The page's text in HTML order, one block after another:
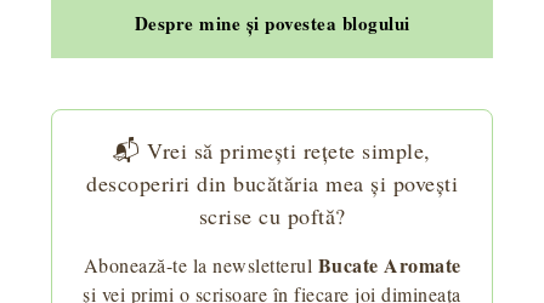
Despre mine și povestea blogului
📬 Vrei să primești rețete simple,
descoperiri din bucătăria mea și povești
scrise cu poftă?
Abonează-te la newsletterul Bucate Aromate
și vei primi o scrisoare în fiecare joi dimineața